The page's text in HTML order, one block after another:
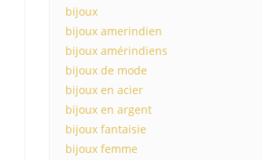
bijoux
bijoux amerindien
bijoux amérindiens
bijoux de mode
bijoux en acier
bijoux en argent
bijoux fantaisie
bijoux femme